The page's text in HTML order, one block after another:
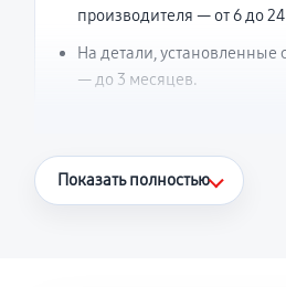
производителя — от 6 до
На детали,
— до 3 месяцев.
Что считается
Показать полностью